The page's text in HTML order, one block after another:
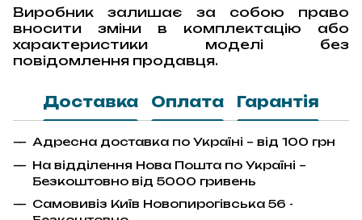
Виробник залишає за собою право
вносити зміни в комплектацію або
характеристики моделі без
повідомлення продавця.
Доставка Оплата Гарантія
Адресна доставка по Україні – від 100 грн
На відділення Нова Пошта по Україні –
Безкоштовно від 5000 гривень
Самовивіз Київ Новопирогівська 56 -